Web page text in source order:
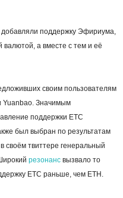
поддержку Эфириума,
валютой, а вместе с тем и её
своим пользователям
Yuanbao. Значимым
поддержки ETC
был выбран по результатам
своём твиттере генеральный
резонанс вызвало то
ETC раньше, чем ETH.